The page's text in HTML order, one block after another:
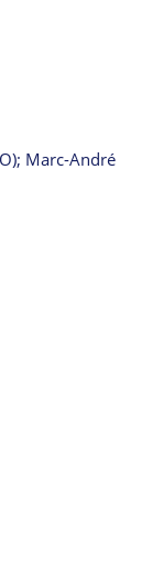
Marc-André